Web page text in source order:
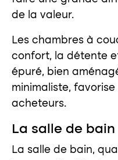
de la valeur.
Les chambres à
confort, la détente
épuré, bien
minimaliste,
acheteurs.
La salle de bain
La salle de bain,